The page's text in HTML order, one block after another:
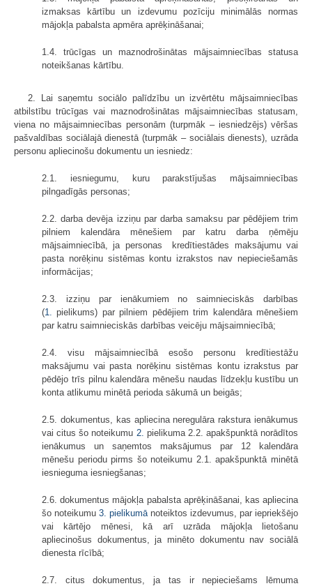
izmaksas kārtību un izdevumu pozīciju minimālās normas
mājokļa pabalsta apmēra aprēķināšanai;
1.4. trūcīgas un maznodrošinātas mājsaimniecības statusa
noteikšanas kārtību.
2. Lai saņemtu sociālo palīdzību un izvērtētu mājsaimniecības
atbilstību trūcīgas vai maznodrošinātas mājsaimniecības statusam,
viena no mājsaimniecības personām (turpmāk – iesniedzējs) vēršas
pašvaldības sociālajā dienestā (turpmāk – sociālais dienests), uzrāda
personu apliecinošu dokumentu un iesniedz:
2.1. iesniegumu, kuru parakstījušas mājsaimniecības
pilngadīgās personas;
2.2. darba devēja izziņu par darba samaksu par pēdējiem trim
pilniem kalendāra mēnešiem par katru darba ņēmēju
mājsaimniecībā, ja personas kredītiestādes maksājumu vai
pasta norēķinu sistēmas kontu izrakstos nav nepieciešamās
informācijas;
2.3. izziņu par ienākumiem no saimnieciskās darbības
(1.
pielikums) par pilniem pēdējiem trim kalendāra mēnešiem
par katru saimnieciskās darbības veicēju mājsaimniecībā;
2.4. visu mājsaimniecībā esošo personu kredītiestāžu
maksājumu vai pasta norēķinu sistēmas kontu izrakstus par
pēdējo trīs pilnu kalendāra mēnešu naudas līdzekļu kustību un
konta atlikumu minētā perioda sākumā un beigās;
2.5. dokumentus, kas apliecina neregulāra rakstura ienākumus
vai citus šo noteikumu 2. pielikuma 2.2. apakšpunktā norādītos
ienākumus un saņemtos maksājumus par 12 kalendāra
mēnešu periodu pirms šo noteikumu 2.1. apakšpunktā minētā
iesnieguma iesniegšanas;
2.6. dokumentus mājokļa pabalsta aprēķināšanai, kas apliecina
šo noteikumu 3. pielikumā noteiktos izdevumus, par iepriekšējo
vai kārtējo mēnesi, kā arī uzrāda mājokļa lietošanu
apliecinošus dokumentus, ja minēto dokumentu nav sociālā
dienesta rīcībā;
2.7. citus dokumentus, ja tas ir nepieciešams lēmuma